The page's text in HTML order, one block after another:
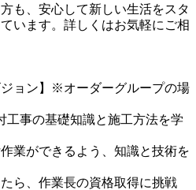
も、安心して新しい生活をスタ
います。詳しくはお気軽にご相
ジョン】※オーダーグループの場
工事の基礎知識と施工方法を学
業ができるよう、知識と技術を
ら、作業長の資格取得に挑戦